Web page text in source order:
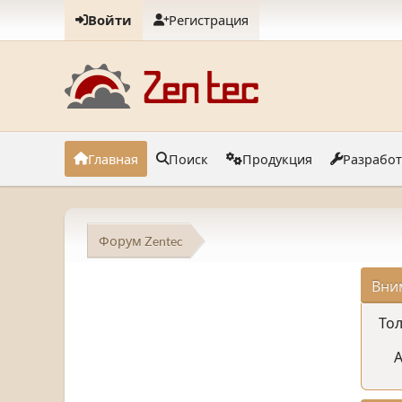
Войти Регистрация
Главная Поиск Продукция
Форум Zentec